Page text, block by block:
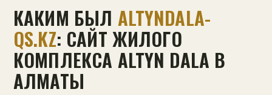
КАКИМ БЫЛ ALTYNDALA-
QS.KZ: САЙТ ЖИЛОГО
КОМПЛЕКСА ALTYN DALA В
АЛМАТЫ